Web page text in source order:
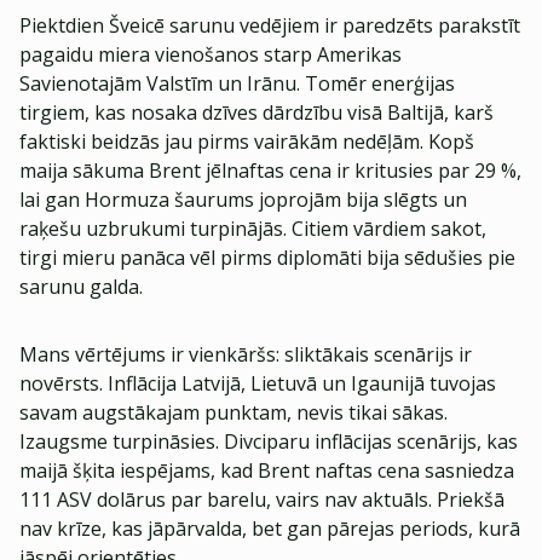
Piektdien Šveicē sarunu vedējiem ir paredzēts parakstīt
pagaidu miera vienošanos starp Amerikas
Savienotajām Valstīm un Irānu. Tomēr enerģijas
tirgiem, kas nosaka dzīves dārdzību visā Baltijā, karš
faktiski beidzās jau pirms vairākām nedēļām. Kopš
maija sākuma Brent jēlnaftas cena ir kritusies par 29 %,
lai gan Hormuza šaurums joprojām bija slēgts un
raķešu uzbrukumi turpinājās. Citiem vārdiem sakot,
tirgi mieru panāca vēl pirms diplomāti bija sēdušies pie
sarunu galda.
Mans vērtējums ir vienkāršs: sliktākais scenārijs ir
novērsts. Inflācija Latvijā, Lietuvā un Igaunijā tuvojas
savam augstākajam punktam, nevis tikai sākas.
Izaugsme turpināsies. Divciparu inflācijas scenārijs, kas
maijā šķita iespējams, kad Brent naftas cena sasniedza
111 ASV dolārus par barelu, vairs nav aktuāls. Priekšā
nav krīze, kas jāpārvalda, bet gan pārejas periods, kurā